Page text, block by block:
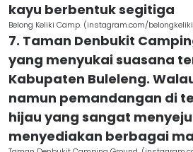
kayu berbentuk segitiga
Belong Keliki Camp. (instagram.com/
7. Taman Denbukit
yang menyukai suasana
Kabupaten Buleleng.
namun pemandangan di
hijau yang sangat
menyediakan berbagai